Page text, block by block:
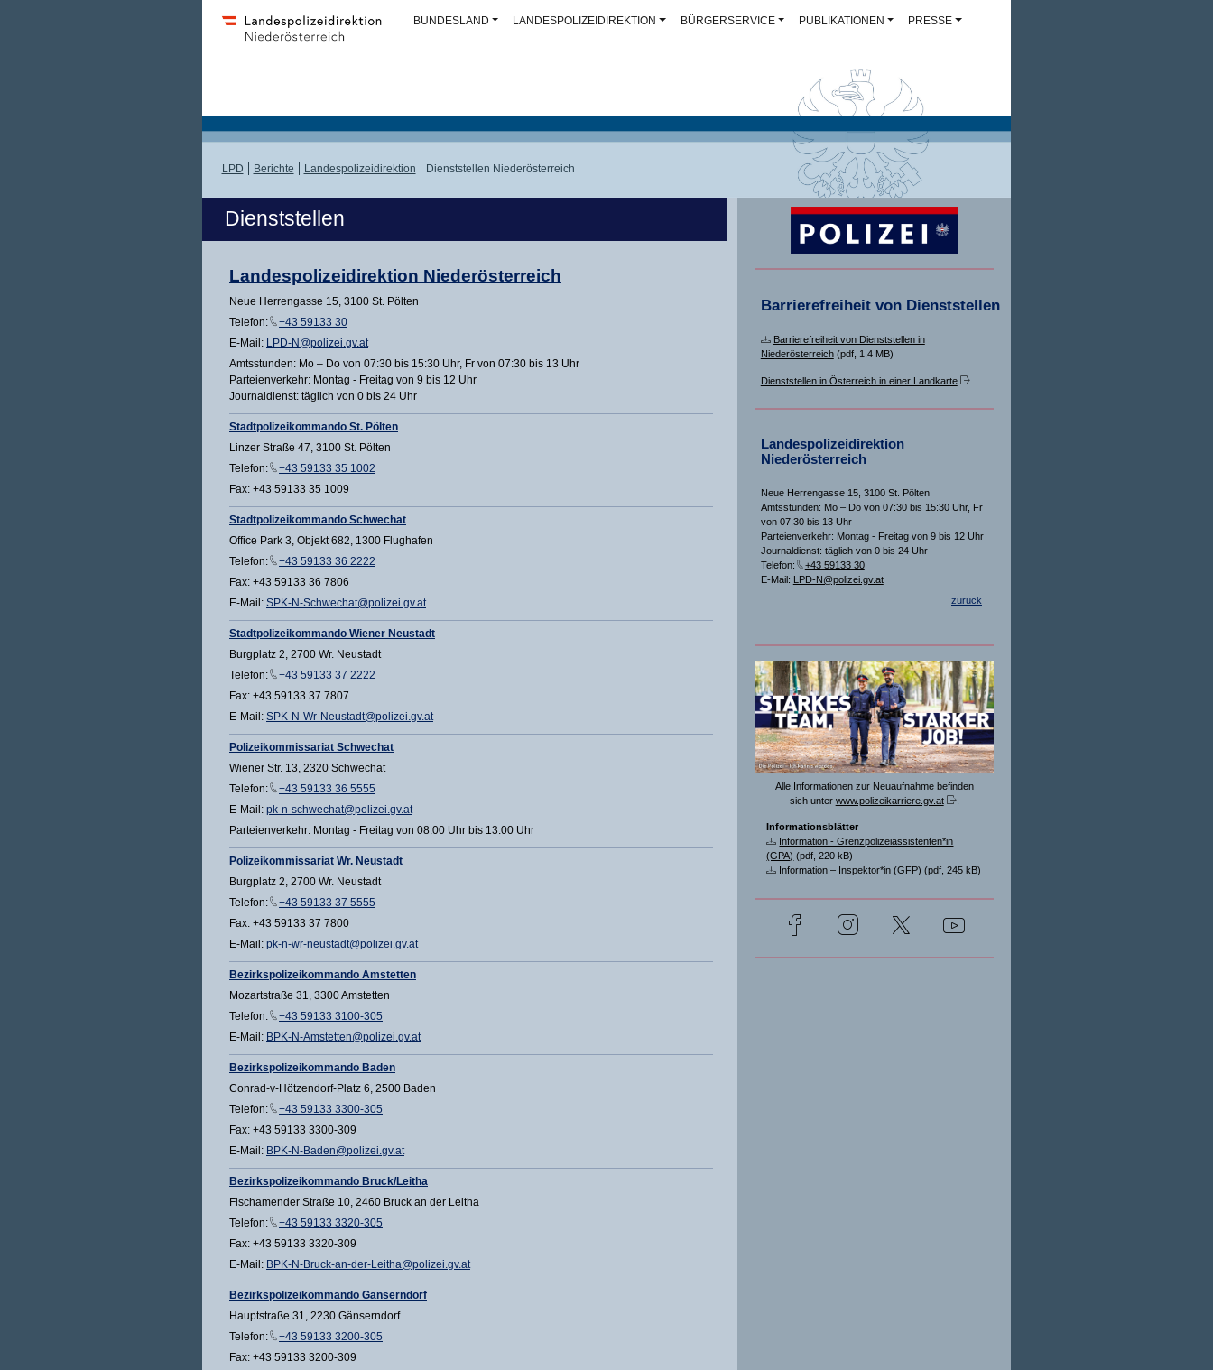
BUNDESLAND LANDESPOLIZEIDIREKTION BÜRGERSERVICE PUBLIKATIONEN PRESSE
LPD Berichte Landespolizeidirektion Dienststellen Niederösterreich
Dienststellen
Landespolizeidirektion Niederösterreich
Neue Herrengasse 15, 3100 St. Pölten
Telefon:
+43 59133 30
E-Mail: LPD-N@polizei.gv.at
Amtsstunden: Mo – Do von 07:30 bis 15:30 Uhr, Fr von 07:30 bis 13 Uhr
Parteienverkehr: Montag - Freitag von 9 bis 12 Uhr
Journaldienst: täglich von 0 bis 24 Uhr
Stadtpolizeikommando St. Pölten
Linzer Straße 47, 3100 St. Pölten
Telefon:
+43 59133 35 1002
Fax: +43 59133 35 1009
Stadtpolizeikommando Schwechat
Office Park 3, Objekt 682, 1300 Flughafen
Telefon:
+43 59133 36 2222
Fax: +43 59133 36 7806
E-Mail: SPK-N-Schwechat@polizei.gv.at
Stadtpolizeikommando Wiener Neustadt
Burgplatz 2, 2700 Wr. Neustadt
Telefon:
+43 59133 37 2222
Fax: +43 59133 37 7807
E-Mail: SPK-N-Wr-Neustadt@polizei.gv.at
Polizeikommissariat Schwechat
Wiener Str. 13, 2320 Schwechat
Telefon:
+43 59133 36 5555
E-Mail: pk-n-schwechat@polizei.gv.at
Parteienverkehr: Montag - Freitag von 08.00 Uhr bis 13.00 Uhr
Polizeikommissariat Wr. Neustadt
Burgplatz 2, 2700 Wr. Neustadt
Telefon:
+43 59133 37 5555
Fax: +43 59133 37 7800
E-Mail: pk-n-wr-neustadt@polizei.gv.at
Bezirkspolizeikommando Amstetten
Mozartstraße 31, 3300 Amstetten
Telefon:
+43 59133 3100-305
E-Mail: BPK-N-Amstetten@polizei.gv.at
Bezirkspolizeikommando Baden
Conrad-v-Hötzendorf-Platz 6, 2500 Baden
Telefon:
+43 59133 3300-305
Fax: +43 59133 3300-309
E-Mail: BPK-N-Baden@polizei.gv.at
Bezirkspolizeikommando Bruck/Leitha
Fischamender Straße 10, 2460 Bruck an der Leitha
Telefon:
+43 59133 3320-305
Fax: +43 59133 3320-309
E-Mail: BPK-N-Bruck-an-der-Leitha@polizei.gv.at
Bezirkspolizeikommando Gänserndorf
Hauptstraße 31, 2230 Gänserndorf
Telefon:
+43 59133 3200-305
Fax: +43 59133 3200-309
Barrierefreiheit von Dienststellen
Barrierefreiheit von Dienststellen in
Niederösterreich(pdf, 1,4 MB)
Dienststellen in Österreich in einer Landkarte
Landespolizeidirektion
Niederösterreich
Neue Herrengasse 15, 3100 St. Pölten
Amtsstunden: Mo – Do von 07:30 bis 15:30 Uhr, Fr
von 07:30 bis 13 Uhr
Parteienverkehr: Montag - Freitag von 9 bis 12 Uhr
Journaldienst: täglich von 0 bis 24 Uhr
Telefon:
+43 59133 30
E-Mail: LPD-N@polizei.gv.at
zurück
Alle Informationen zur Neuaufnahme befinden
sich unter www.polizeikarriere.gv.at .
Informationsblätter
Information - Grenzpolizeiassistenten*in
(GPA) (pdf, 220 kB)
Information – Inspektor*in (GFP) (pdf, 245 kB)